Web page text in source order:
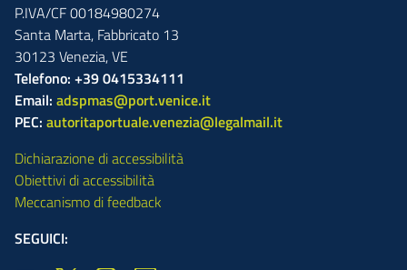
P.IVA/CF 00184980274
Santa Marta, Fabbricato 13
30123 Venezia,VE
Telefono: +39 0415334111
Email: adspmas@port.venice.it
PEC: autoritaportuale.venezia@legalmail.it
Dichiarazione di accessibilità
Obiettivi di accessibilità
Meccanismo di feedback
SEGUICI: